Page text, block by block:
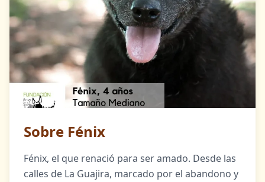
Sobre Fénix
Fénix, el que renació para ser amado. Desde las
calles de La Guajira, marcado por el abandono y